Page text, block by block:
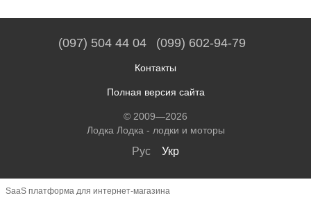
(097) 504 44 04 (099) 602-94-79
Контакты
Полная версия сайта
© 2009—2026
Лодка Лодка - лодки и моторы
Рус Укр
SaaS платформа для интернет-магазина